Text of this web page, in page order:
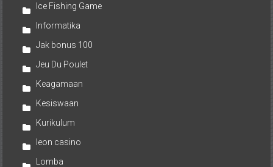
Ice Fishing Game
Informatika
Jak bonus 100
Jeu Du Poulet
Keagamaan
Kesiswaan
Kurikulum
leon casino
Lomba